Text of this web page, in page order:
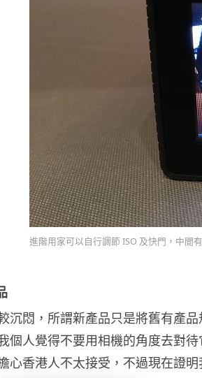
進階用家可以自行調節 ISO 及快門，中間
沉悶，所謂新產品只是將舊有產
個人覺得不要用相機的角度去對
心香港人不太接受，不過現在證